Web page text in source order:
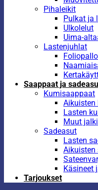
Pihaleikit
Pulkat ja
Ulkolelut
Uima-
Lastenjuhlat
Saappaat ja
Kumisaappaat
Lasten
Muut
Sadeasut
Lasten
Aikuisten
Käsineet
Tarjoukset